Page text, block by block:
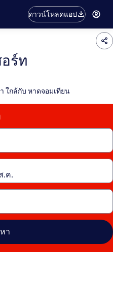
ดาวน์โหลดแอป
ร์ท
ใกล้กับ หาดจอมเทียน
า